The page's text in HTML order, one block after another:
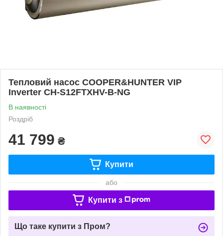
Тепловий насос COOPER&HUNTER VIP
Inverter CH-S12FTXHV-B-NG
В наявності
Роздріб
41 799 ₴
Купити
або
Купити з
Що таке купити з Пром?